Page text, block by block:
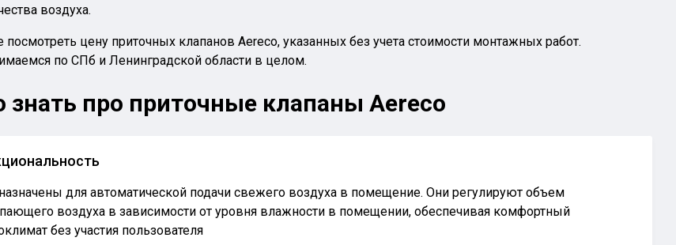
воздуха.
цену приточных клапанов Aereco, указанных без учета стоимости монтажных работ.
по СПб и Ленинградской области в целом.
знать про приточные клапаны Aereco
для автоматической подачи свежего воздуха в помещение. Они регулируют объем
воздуха в зависимости от уровня влажности в помещении, обеспечивая комфортный
без участия пользователя